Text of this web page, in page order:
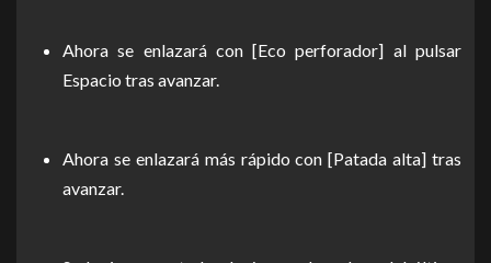
Ahora se enlazará con [Eco perforador] al pulsar
Espacio tras avanzar.
Ahora se enlazará más rápido con [Patada alta] tras
avanzar.